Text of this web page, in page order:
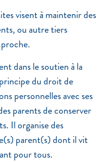
visent à maintenir des
ou autre tiers
dans le soutien à la
du droit de
personnelles avec ses
parents de conserver
Il organise des
parent(s) dont il vit
pour tous.